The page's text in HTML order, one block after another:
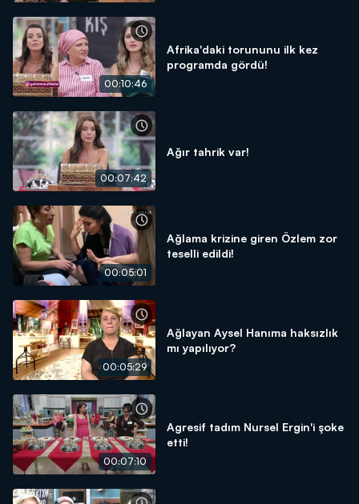
00:10:46
Afrika'daki torununu ilk kez
programda gördü!
00:07:42
Ağır tahrik var!
00:05:01
Ağlama krizine giren Özlem zor
teselli edildi!
00:05:29
Ağlayan Aysel Hanıma haksızlık
mı yapılıyor?
00:07:10
Agresif tadım Nursel Ergin'i şoke
etti!